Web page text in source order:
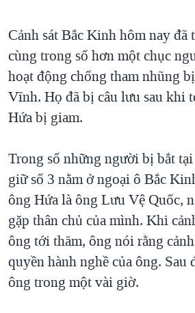
GIÁO DỤC
CÁC GIÁ TRỊ CỘNG HÒA Ở VIỆT
THƯỢNG ĐỈNH TRUMP-KIM TẠI VIỆT
TRỊNH VĨNH BÌNH VS. CHÍNH PHỦ
NGƯ DÂN VIỆT VÀ LÀN SÓNG TRỘM
QUAN HỆ VIỆT MỸ
Cảnh sát Bắc Kinh hôm nay
cùng trong số hơn một chục
hoạt động chống tham nhũng
Vĩnh. Họ đã bị câu lưu sau khi
Hứa bị giam.
Trong số những người bị bắt
giữ số 3 nằm ở ngoại ô Bắc
ông Hứa là ông Lưu Vệ Quốc,
gặp thân chủ của mình. Khi
ông tới thăm, ông nói rằng
quyền hành nghề của ông. Sau
ông trong một vài giờ.